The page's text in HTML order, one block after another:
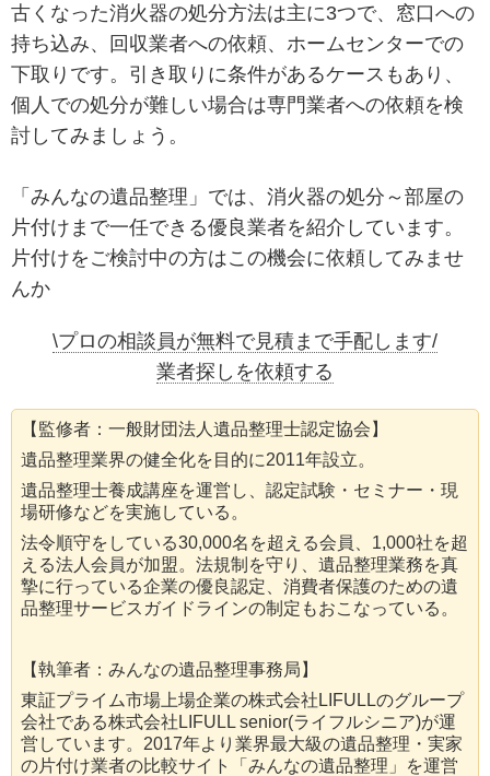
古くなった消火器の処分方法は主に3つで、窓口への
持ち込み、回収業者への依頼、ホームセンターでの
下取りです。引き取りに条件があるケースもあり、
個人での処分が難しい場合は専門業者への依頼を検
討してみましょう。
「みんなの遺品整理」では、消火器の処分～部屋の
片付けまで一任できる優良業者を紹介しています。
片付けをご検討中の方はこの機会に依頼してみませ
んか
\プロの相談員が無料で見積まで手配します/
業者探しを依頼する
【監修者：一般財団法人遺品整理士認定協会】
遺品整理業界の健全化を目的に2011年設立。
遺品整理士養成講座を運営し、認定試験・セミナー・現
場研修などを実施している。
法令順守をしている30,000名を超える会員、1,000社を超
える法人会員が加盟。法規制を守り、遺品整理業務を真
摯に行っている企業の優良認定、消費者保護のための遺
品整理サービスガイドラインの制定もおこなっている。
【執筆者：みんなの遺品整理事務局】
東証プライム市場上場企業の株式会社LIFULLのグループ
会社である株式会社LIFULL senior(ライフルシニア)が運
営しています。2017年より業界最大級の遺品整理・実家
の片付け業者の比較サイト「みんなの遺品整理」を運営